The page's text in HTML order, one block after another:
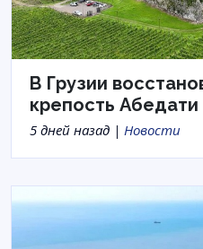
В Грузии
крепость Абедати
5 дней назад | Новости